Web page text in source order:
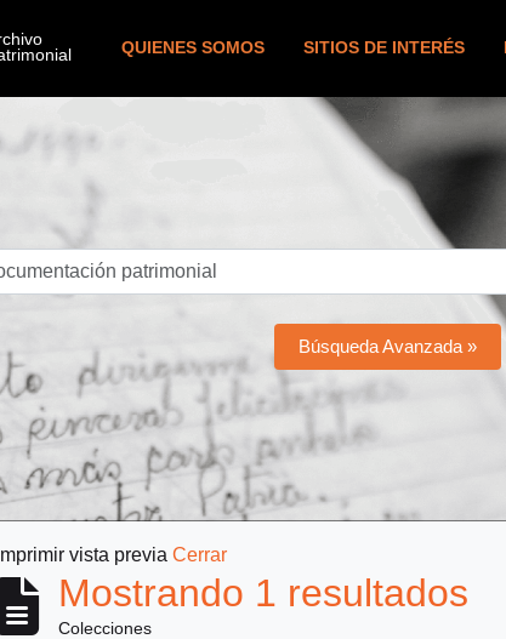
QUIENES SOMOS SITIOS DE INTERÉS
Búsqueda Avanzada »
Imprimir vista previa Cerrar
Mostrando 1 resultados
Colecciones